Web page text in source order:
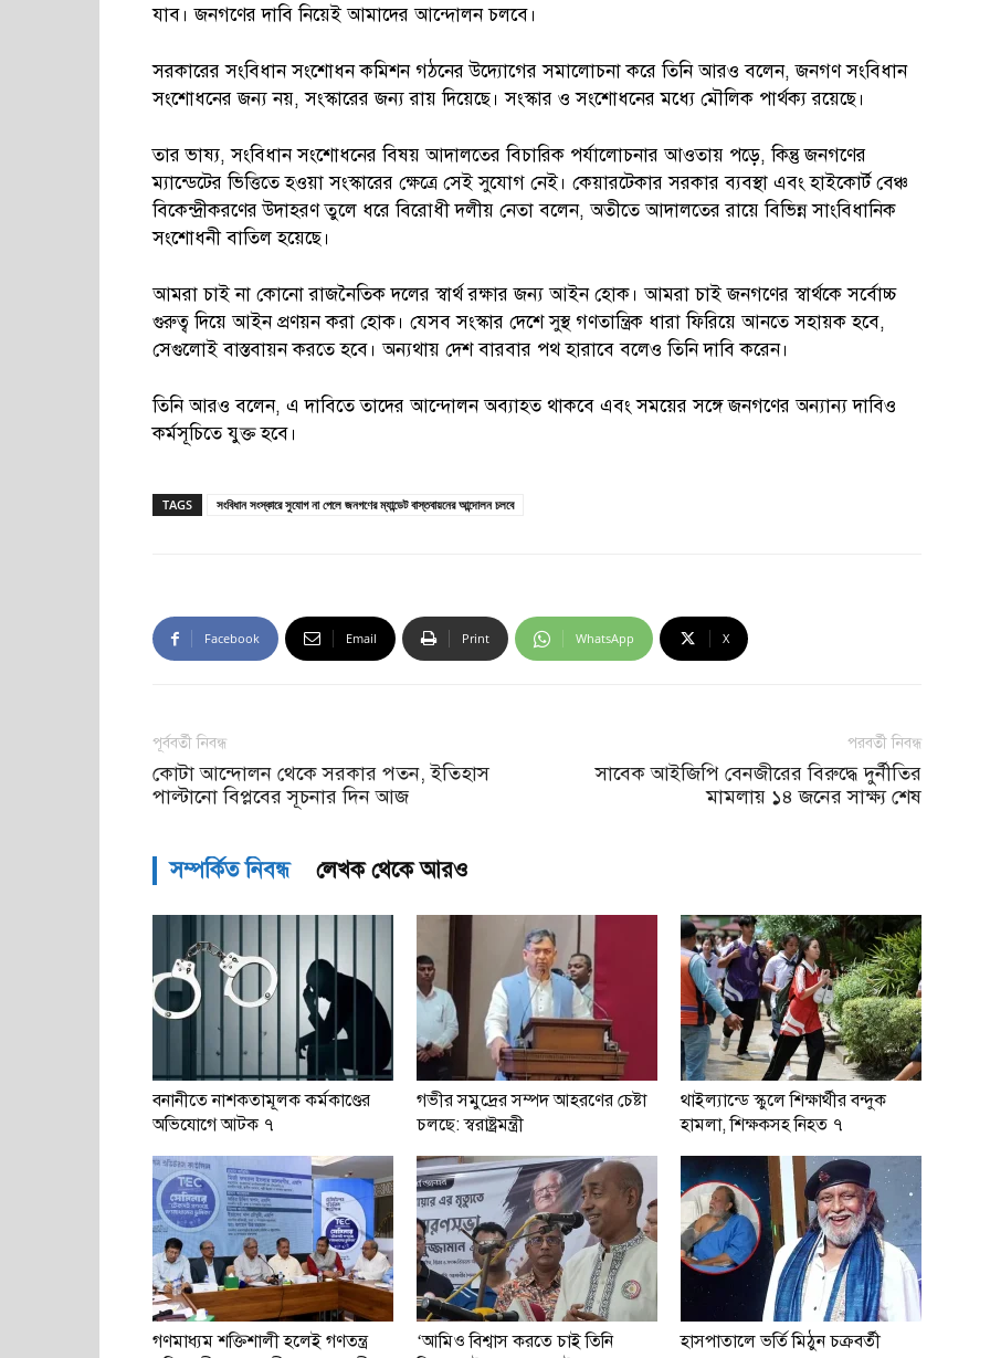
যাব। জনগণের দাবি নিয়েই আমাদের আন্দোলন চলবে।
সরকারের সংবিধান সংশোধন কমিশন গঠনের উদ্যোগের সমালোচনা করে তিনি আরও বলেন, জনগণ সংবিধান
সংশোধনের জন্য নয়, সংস্কারের জন্য রায় দিয়েছে। সংস্কার ও সংশোধনের মধ্যে মৌলিক পার্থক্য রয়েছে।
তার ভাষ্য, সংবিধান সংশোধনের বিষয় আদালতের বিচারিক পর্যালোচনার আওতায় পড়ে, কিন্তু জনগণের
ম্যান্ডেটের ভিত্তিতে হওয়া সংস্কারের ক্ষেত্রে সেই সুযোগ নেই। কেয়ারটেকার সরকার ব্যবস্থা এবং হাইকোর্ট বেঞ্চ
বিকেন্দ্রীকরণের উদাহরণ তুলে ধরে বিরোধী দলীয় নেতা বলেন, অতীতে আদালতের রায়ে বিভিন্ন সাংবিধানিক
সংশোধনী বাতিল হয়েছে।
আমরা চাই না কোনো রাজনৈতিক দলের স্বার্থ রক্ষার জন্য আইন হোক। আমরা চাই জনগণের স্বার্থকে সর্বোচ্চ
গুরুত্ব দিয়ে আইন প্রণয়ন করা হোক। যেসব সংস্কার দেশে সুস্থ গণতান্ত্রিক ধারা ফিরিয়ে আনতে সহায়ক হবে,
সেগুলোই বাস্তবায়ন করতে হবে। অন্যথায় দেশ বারবার পথ হারাবে বলেও তিনি দাবি করেন।
তিনি আরও বলেন, এ দাবিতে তাদের আন্দোলন অব্যাহত থাকবে এবং সময়ের সঙ্গে জনগণের অন্যান্য দাবিও
কর্মসূচিতে যুক্ত হবে।
TAGS সংবিধান সংস্কারে সুযোগ না পেলে জনগণের ম্যান্ডেট বাস্তবায়নের আন্দোলন চলবে
Facebook Email Print WhatsApp X
পূর্ববর্তী নিবন্ধ
কোটা আন্দোলন থেকে সরকার পতন, ইতিহাস
পাল্টানো বিপ্লবের সূচনার দিন আজ
পরবর্তী নিবন্ধ
সাবেক আইজিপি বেনজীরের বিরুদ্ধে দুর্নীতির
মামলায় ১৪ জনের সাক্ষ্য শেষ
সম্পর্কিত নিবন্ধ লেখক থেকে আরও
বনানীতে নাশকতামূলক কর্মকাণ্ডের
অভিযোগে আটক ৭
গভীর সমুদ্রের সম্পদ আহরণের চেষ্টা
চলছে: স্বরাষ্ট্রমন্ত্রী
থাইল্যান্ডে স্কুলে শিক্ষার্থীর বন্দুক
হামলা, শিক্ষকসহ নিহত ৭
গণমাধ্যম শক্তিশালী হলেই গণতন্ত্র
‘আমিও বিশ্বাস করতে চাই তিনি
হাসপাতালে ভর্তি মিঠুন চক্রবর্তী